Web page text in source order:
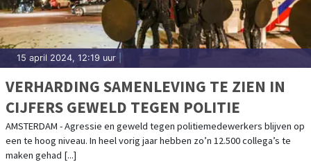
15 april 2024, 12:19 uur
VERHARDING SAMENLEVING TE ZIEN IN
CIJFERS GEWELD TEGEN POLITIE
AMSTERDAM - Agressie en geweld tegen politiemedewerkers blijven op
een te hoog niveau. In heel vorig jaar hebben zo’n 12.500 collega’s te
maken gehad [...]